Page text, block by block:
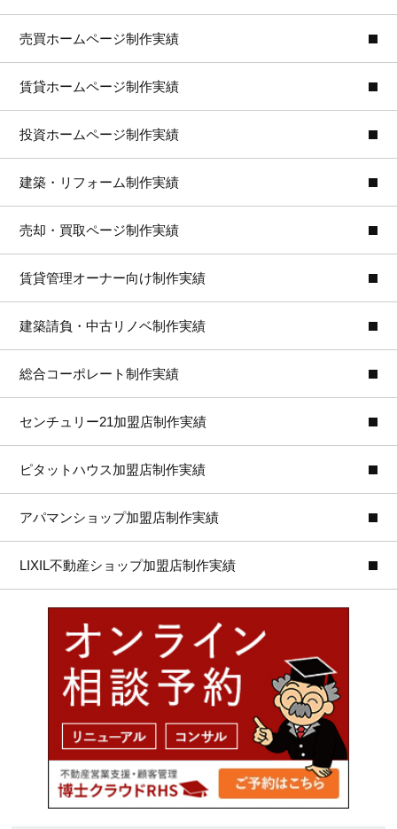
売買ホームページ制作実績
賃貸ホームページ制作実績
投資ホームページ制作実績
建築・リフォーム制作実績
売却・買取ページ制作実績
賃貸管理オーナー向け制作実績
建築請負・中古リノベ制作実績
総合コーポレート制作実績
センチュリー21加盟店制作実績
ピタットハウス加盟店制作実績
アパマンショップ加盟店制作実績
LIXIL不動産ショップ加盟店制作実績